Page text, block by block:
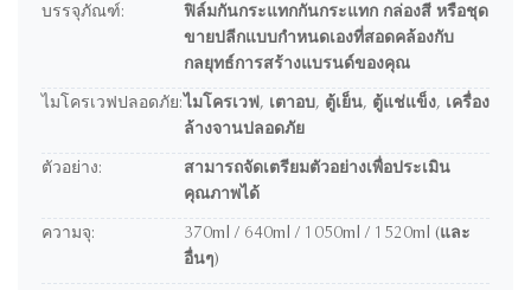
บรรจุภัณฑ์:
ฟิล์มกันกระแทกกันกระแทก กล่องสี หรือชุด
ขายปลีกแบบกำหนดเองที่สอดคล้องกับ
กลยุทธ์การสร้างแบรนด์ของคุณ
ไมโครเวฟปลอดภัย: ไมโครเวฟ, เตาอบ, ตู้เย็น, ตู้แช่แข็ง, เครื่อง
ล้างจานปลอดภัย
ตัวอย่าง:
สามารถจัดเตรียมตัวอย่างเพื่อประเมิน
คุณภาพได้
ความจุ:
370ml / 640ml / 1050ml / 1520ml (และ
อื่นๆ)